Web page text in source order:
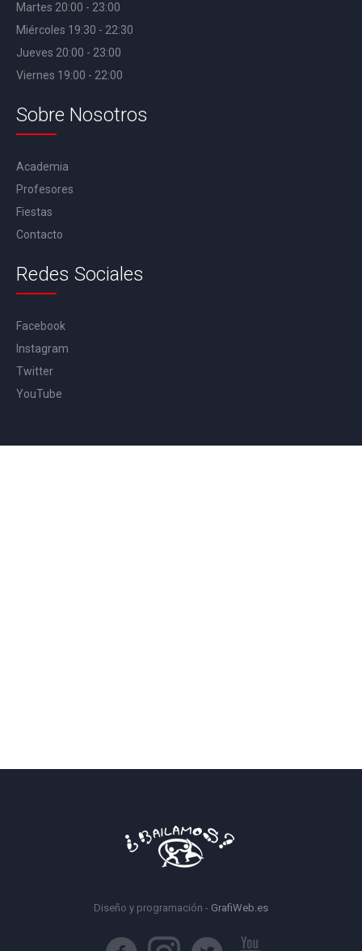
Martes 20:00 - 23:00
Miércoles 19:30 - 22:30
Jueves 20:00 - 23:00
Viernes 19:00 - 22:00
Sobre Nosotros
Academia
Profesores
Fiestas
Contacto
Redes Sociales
Facebook
Instagram
Twitter
YouTube
Diseño y programación - GrafiWeb.es